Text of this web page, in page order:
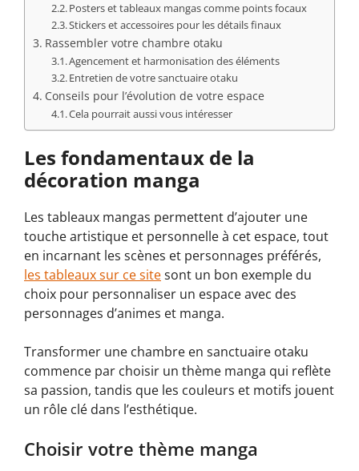
Posters et tableaux mangas comme points focaux
Stickers et accessoires pour les détails finaux
Rassembler votre chambre otaku
Agencement et harmonisation des éléments
Entretien de votre sanctuaire otaku
Conseils pour l’évolution de votre espace
Cela pourrait aussi vous intéresser
Les fondamentaux de la
décoration manga
Les tableaux mangas permettent d’ajouter une
touche artistique et personnelle à cet espace, tout
en incarnant les scènes et personnages préférés,
les tableaux sur ce sitesont un bon exemple du
choix pour personnaliser un espace avec des
personnages d’animes et manga.
Transformer une chambre en sanctuaire otaku
commence par choisir un thème manga qui reflète
sa passion, tandis que les couleurs et motifs jouent
un rôle clé dans l’esthétique.
Choisir votre thème manga